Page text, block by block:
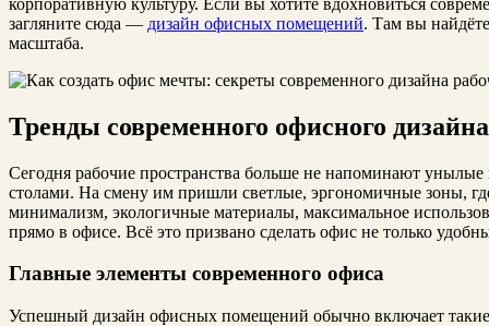
загляните сюда — дизайн офисных помещений. Там вы
масштаба.
Тренды современного офисного дизайна
Сегодня рабочие пространства больше не напоминают
столами. На смену им пришли светлые, эргономичные зоны,
минимализм, экологичные материалы, максимальное
прямо в офисе. Всё это призвано сделать офис не только
Главные элементы современного офиса
Успешный дизайн офисных помещений обычно включает